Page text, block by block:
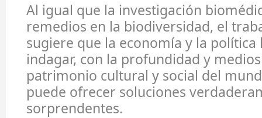
Al igual que la investigación
remedios en la biodiversidad, el
sugiere que la economía y la
indagar, con la profundidad y
patrimonio cultural y social del
puede ofrecer soluciones
sorprendentes.